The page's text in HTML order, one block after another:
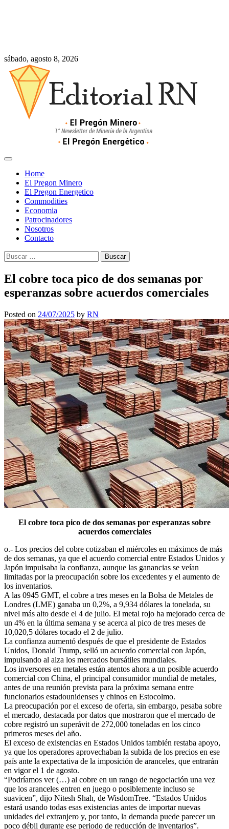
sábado, agosto 8, 2026
Home
El Pregon Minero
El Pregon Energetico
Commodities
Economia
Patrocinadores
Nosotros
Contacto
Buscar:
El cobre toca pico de dos semanas por
esperanzas sobre acuerdos comerciales
Posted on 24/07/2025 by RN
El cobre toca pico de dos semanas por esperanzas sobre
acuerdos comerciales
o.- Los precios del cobre cotizaban el miércoles en máximos de más
de dos semanas, ya que el acuerdo comercial entre Estados Unidos y
Japón impulsaba la confianza, aunque las ganancias se veían
limitadas por la preocupación sobre los excedentes y el aumento de
los inventarios.
A las 0945 GMT, el cobre a tres meses en la Bolsa de Metales de
Londres (LME) ganaba un 0,2%, a 9,934 dólares la tonelada, su
nivel más alto desde el 4 de julio. El metal rojo ha mejorado cerca de
un 4% en la última semana y se acerca al pico de tres meses de
10,020,5 dólares tocado el 2 de julio.
La confianza aumentó después de que el presidente de Estados
Unidos, Donald Trump, selló un acuerdo comercial con Japón,
impulsando al alza los mercados bursátiles mundiales.
Los inversores en metales están atentos ahora a un posible acuerdo
comercial con China, el principal consumidor mundial de metales,
antes de una reunión prevista para la próxima semana entre
funcionarios estadounidenses y chinos en Estocolmo.
La preocupación por el exceso de oferta, sin embargo, pesaba sobre
el mercado, destacada por datos que mostraron que el mercado de
cobre registró un superávit de 272,000 toneladas en los cinco
primeros meses del año.
El exceso de existencias en Estados Unidos también restaba apoyo,
ya que los operadores aprovechaban la subida de los precios en ese
país ante la expectativa de la imposición de aranceles, que entrarán
en vigor el 1 de agosto.
“Podríamos ver (…) al cobre en un rango de negociación una vez
que los aranceles entren en juego o posiblemente incluso se
suavicen”, dijo Nitesh Shah, de WisdomTree. “Estados Unidos
estará usando todas esas existencias antes de importar nuevas
unidades del extranjero y, por tanto, la demanda puede parecer un
poco débil durante ese periodo de reducción de inventarios”.